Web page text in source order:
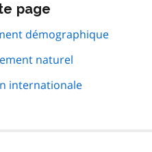
page
navigation
de
page
démographique
naturel
internationale